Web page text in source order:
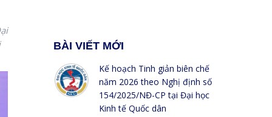
BÀI VIẾT MỚI
Kế hoạch Tinh giản biên chế
năm 2026 theo Nghị định số
154/2025/NĐ-CP tại Đại học
Kinh tế Quốc dân